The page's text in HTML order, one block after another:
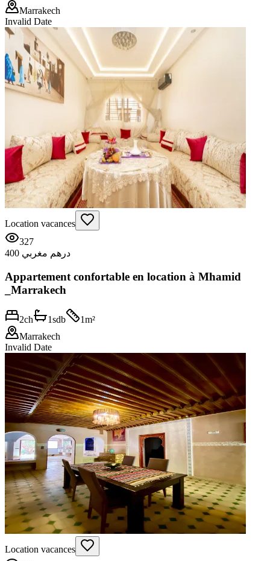
Marrakech
Invalid Date
Location vacances
327
400 درهم مغربي
Appartement confortable en location à Mhamid
_Marrakech
2ch 1sdb 1m²
Marrakech
Invalid Date
Location vacances